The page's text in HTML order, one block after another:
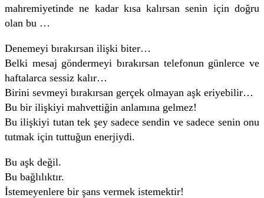
mahremiyetinde ne kadar kısa kalırsan senin için doğru
olan bu …
Denemeyi bırakırsan ilişki biter…
Belki mesaj göndermeyi bırakırsan telefonun günlerce ve
haftalarca sessiz kalır…
Birini sevmeyi bırakırsan gerçek olmayan aşk eriyebilir…
Bu bir ilişkiyi mahvettiğin anlamına gelmez!
Bu ilişkiyi tutan tek şey sadece sendin ve sadece senin onu
tutmak için tuttuğun enerjiydi.
Bu aşk değil.
Bu bağlılıktır.
İstemeyenlere bir şans vermek istemektir!